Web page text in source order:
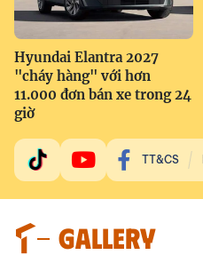
Hyundai Elantra 2027
"cháy hàng" với hơn
11.000 đơn bán xe trong 24
giờ
TT&CS
GALLERY